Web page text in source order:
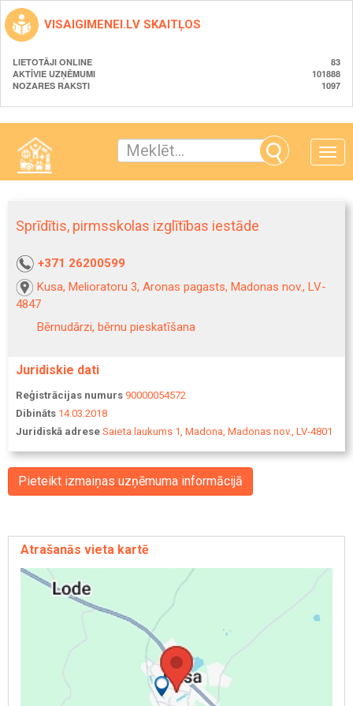
VISAIGIMENEI.LV SKAITĻOS
LIETOTĀJI ONLINE
83
AKTĪVIE UZŅĒMUMI
101888
NOZARES RAKSTI
1097
Toggle
Sprīdītis, pirmsskolas izglītības iestāde
+371 26200599
Kusa, Melioratoru 3, Aronas pagasts, Madonas nov., LV-
4847
Bērnudārzi, bērnu pieskatīšana
Juridiskie dati
Reģistrācijas numurs 90000054572
Dibināts 14.03.2018
Juridiskā adrese Saieta laukums 1, Madona, Madonas nov., LV-4801
Pieteikt izmaiņas uzņēmuma informācijā
Atrašanās vieta kartē